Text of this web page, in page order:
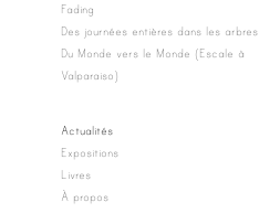
Fading
Des journées entières dans les arbres
Du Monde vers le Monde (Escale à
Valparaiso)
Actualités
Expositions
Livres
À propos